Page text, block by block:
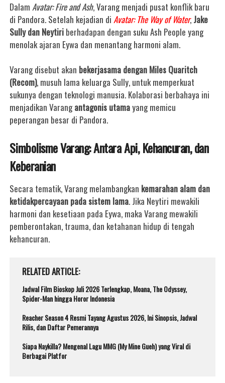
DalamAvatar: Fire and Ash, Varang menjadi pusat konflik baru
di Pandora. Setelah kejadian diAvatar: The Way of Water, Jake
Sully dan Neytiri berhadapan dengan suku Ash People yang
menolak ajaran Eywa dan menantang harmoni alam.
Varang disebut akan bekerjasama dengan Miles Quaritch
(Recom), musuh lama keluarga Sully, untuk memperkuat
sukunya dengan teknologi manusia. Kolaborasi berbahaya ini
menjadikan Varangantagonis utamayang memicu
peperangan besar di Pandora.
Simbolisme Varang: Antara Api, Kehancuran, dan
Keberanian
Secara tematik, Varang melambangkan kemarahan alam dan
ketidakpercayaan pada sistem lama. Jika Neytiri mewakili
harmoni dan kesetiaan pada Eywa, maka Varang mewakili
pemberontakan, trauma, dan ketahanan hidup di tengah
kehancuran.
RELATED ARTICLE
Jadwal Film Bioskop Juli 2026 Terlengkap, Moana, The Odyssey,
Spider-Man hingga Horor Indonesia
Reacher Season 4 Resmi Tayang Agustus 2026, Ini Sinopsis, Jadwal
Rilis, dan Daftar Pemerannya
Siapa Naykilla? Mengenal Lagu MMG (My Mine Gueh) yang Viral di
Berbagai Platfor